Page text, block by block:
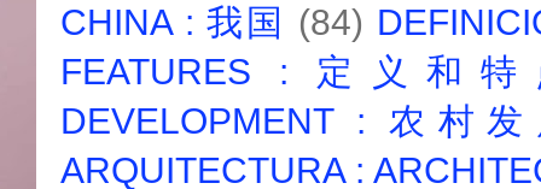
CHINA : 我国 (84)
FEATURES : 定义和
DEVELOPMENT : 农村
ARQUITECTURA :